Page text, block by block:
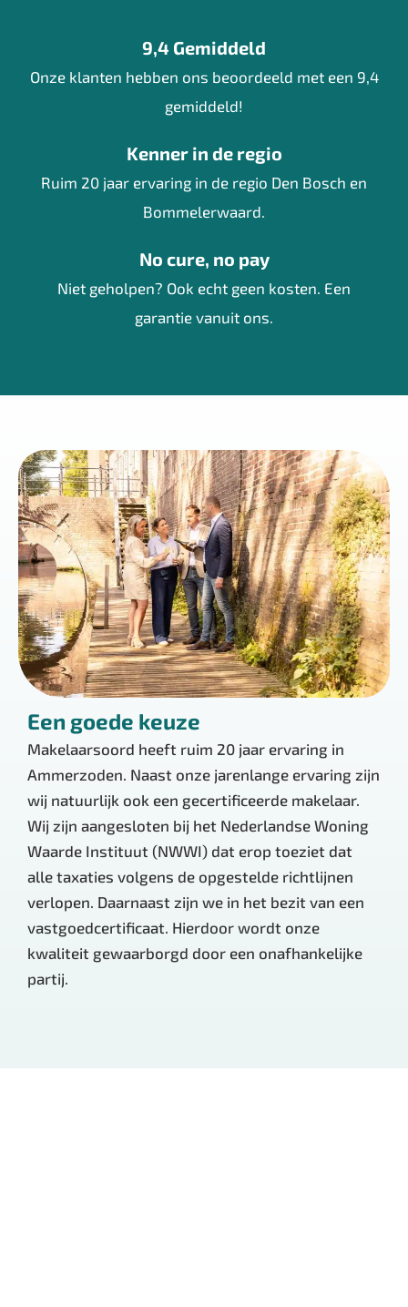
9,4 Gemiddeld
Onze klanten hebben ons beoordeeld met een 9,4
gemiddeld!
Kenner in de regio
Ruim 20 jaar ervaring in de regio Den Bosch en
Bommelerwaard.
No cure, no pay
Niet geholpen? Ook echt geen kosten. Een
garantie vanuit ons.
Een goede keuze
Makelaarsoord heeft ruim 20 jaar ervaring in
Ammerzoden. Naast onze jarenlange ervaring zijn
wij natuurlijk ook een gecertificeerde makelaar.
Wij zijn aangesloten bij het Nederlandse Woning
Waarde Instituut (NWWI) dat erop toeziet dat
alle taxaties volgens de opgestelde richtlijnen
verlopen. Daarnaast zijn we in het bezit van een
vastgoedcertificaat. Hierdoor wordt onze
kwaliteit gewaarborgd door een onafhankelijke
partij.